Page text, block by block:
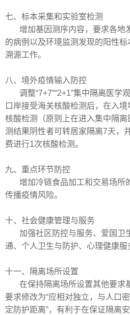
七、标本采集和实验室检测
增加基因测序内容，要求各地
的病例以及环境监测发现的阳性
溯源工作。
八、境外疫情输入防控
调整“7+7”“2+1”集中隔离医学
口岸接受海关核酸检测后，在入
核酸检测（原则上在进入集中隔
测结果阴性者可转居家隔离7天，
费进行1次核酸检测。
九、重点环节防控
增加冷链食品加工和交易场所
传播疫情风险。
十、社会健康管理与服务
加强社区防控与服务、爱国卫
通、个人卫生与防护、心理健康服
十一、隔离场所设置
在保持隔离场所设置其他要求
要求修改为“应相对独立，与人口
定防护距离”，有利于在保证隔离